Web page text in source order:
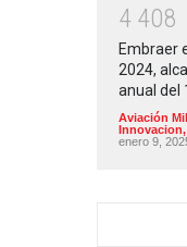
4 408
Embraer
2024,
anual del
Aviación
Innovacion,
enero 9,